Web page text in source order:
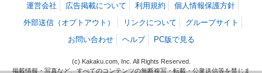
運営会社 広告掲載について 利用規約
個人情報保護方針
外部送信（オプトアウト）
リンクについて
グループサイト
お問い合わせ
ヘルプ PC版で見る
(c) Kakaku.com, Inc. All Rights Reserved.
掲載情報・写真など、すべてのコンテンツの無断複写・転載・公衆送信等を禁じま